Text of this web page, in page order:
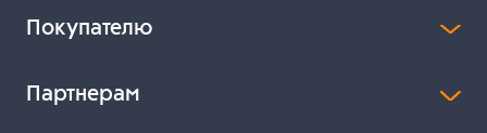
Покупателю
Партнерам